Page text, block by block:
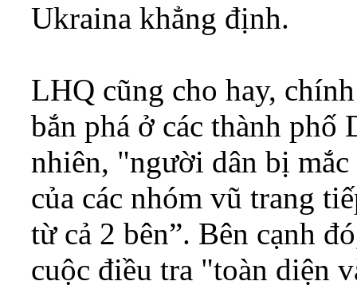
Ukraina khẳng định.
LHQ cũng cho hay,
bắn phá ở các thành phố
nhiên, "người dân bị
của các nhóm vũ trang
từ cả 2 bên”. Bên cạnh
cuộc điều tra "toàn diện